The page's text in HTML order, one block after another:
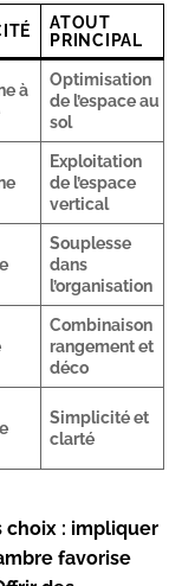
ATOUT
PRINCIPAL
à
Optimisation
de l’espace au
sol
Exploitation
de l’espace
vertical
Souplesse
dans
l’organisation
Combinaison
rangement et
déco
Simplicité et
clarté
choix : impliquer
favorise